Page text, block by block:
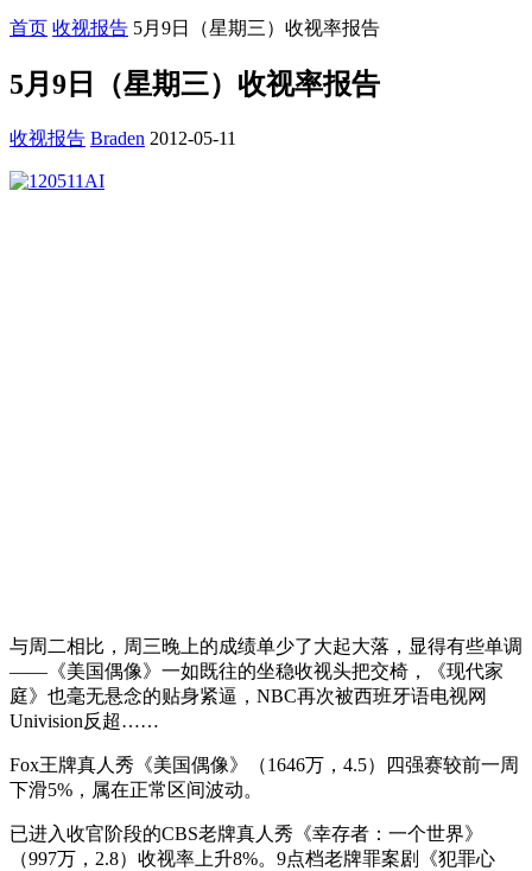
首页 收视报告 5月9日（星期三）收视率报告
5月9日（星期三）收视率报告
收视报告 Braden 2012-05-11
与周二相比，周三晚上的成绩单少了大起大落，显得有些单调
——《美国偶像》一如既往的坐稳收视头把交椅，《现代家
庭》也毫无悬念的贴身紧逼，NBC再次被西班牙语电视网
Univision反超……
Fox王牌真人秀《美国偶像》（1646万，4.5）四强赛较前一周
下滑5%，属在正常区间波动。
已进入收官阶段的CBS老牌真人秀《幸存者：一个世界》
（997万，2.8）收视率上升8%。9点档老牌罪案剧《犯罪心